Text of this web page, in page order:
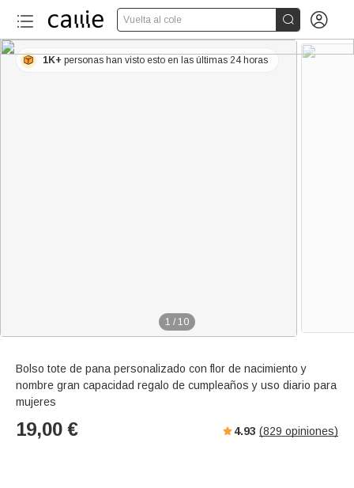
Vuelta al cole  
1 / 10
1K+ personas han visto esto en las últimas 24 horas
Bolso tote de pana personalizado con flor de nacimiento y
nombre gran capacidad regalo de cumpleaños y uso diario para
mujeres
19,00 € 4.93 (829 opiniones)